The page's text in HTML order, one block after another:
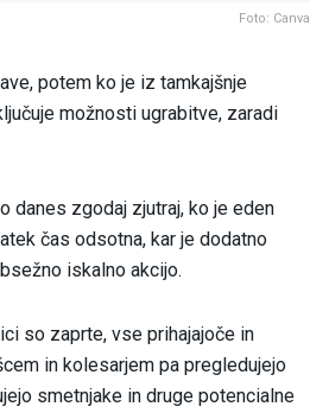
Foto: Canva
potem ko je iz tamkajšnje
možnosti ugrabitve, zaradi
danes zgodaj zjutraj, ko je eden
čas odsotna, kar je dodatno
iskalno akcijo.
so zaprte, vse prihajajoče in
in kolesarjem pa pregledujejo
smetnjake in druge potencialne